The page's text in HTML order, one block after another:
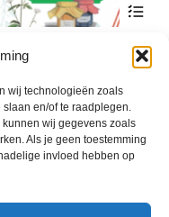
wij technologieën zoals
en/of te raadplegen.
wij gegevens zoals
Als je geen toestemming
invloed hebben op
ouderen naar buiten!